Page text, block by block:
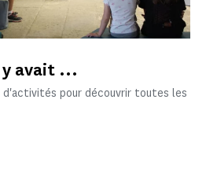
y avait ...
pour découvrir toutes les